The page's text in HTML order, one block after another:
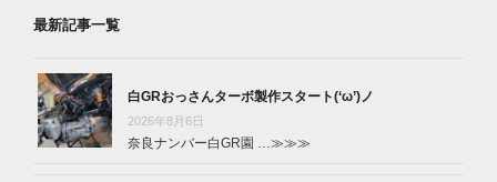
最新記事一覧
白GRおっさんターボ製作スタート(‘ω’)ノ
2026年8月6日
奈良ナンバー白GR園 …≫≫≫